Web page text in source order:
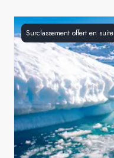
Surclassement offert en suite